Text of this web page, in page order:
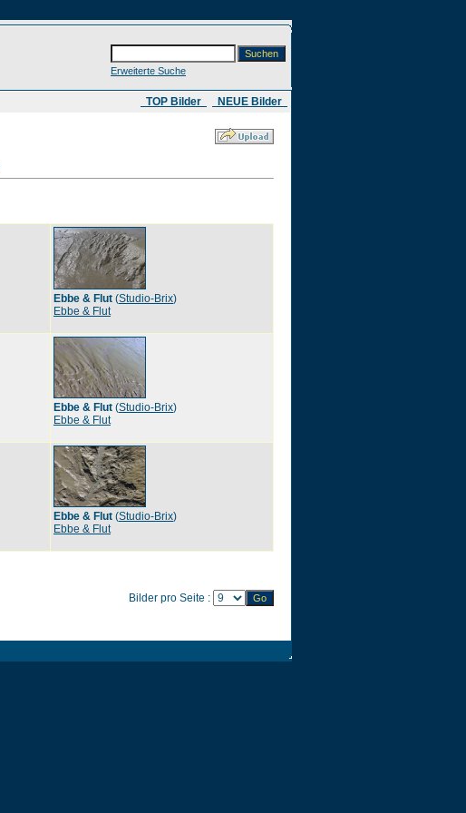
Erweiterte Suche
​ TOP Bilder NEUE Bilder
Ebbe & Flut (Studio-Brix)
Ebbe & Flut
Ebbe & Flut (Studio-Brix)
Ebbe & Flut
Ebbe & Flut (Studio-Brix)
Ebbe & Flut
Bilder pro Seite :